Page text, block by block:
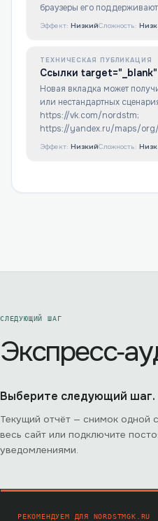
браузеры его
Эффект: НизкийСложность:
ТЕХНИЧЕСКАЯ ПУБЛИКАЦИЯ
Ссылки
Новая вкладка может
или нестандартных
https://vk.com/nordstm;
https://yandex.ru/maps/
Эффект: НизкийСложность:
СЛЕДУЮЩИЙ ШАГ
Выберите следующий шаг.
Текущий отчёт — снимок одной
весь сайт или подключите
уведомлениями.
РЕКОМЕНДУЕМ ДЛЯ NORDSTMGK.RU